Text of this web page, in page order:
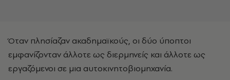
Όταν πλησίαζαν ακαδημαϊκούς, οι δύο ύποπτοι
εμφανίζονταν άλλοτε ως διερμηνείς και άλλοτε ως
εργαζόμενοι σε μια αυτοκινητοβιομηχανία.